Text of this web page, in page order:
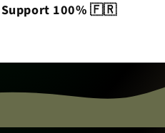
Support 100% 🇫🇷